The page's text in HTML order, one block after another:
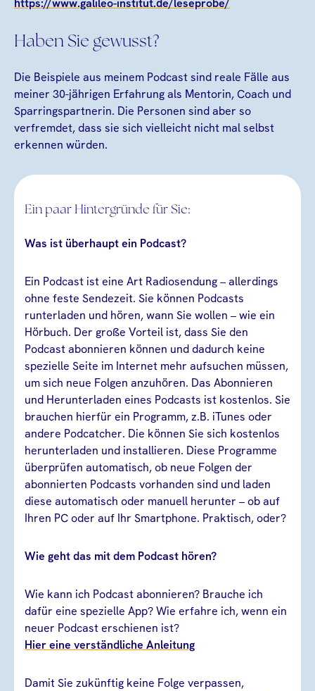
Haben Sie gewusst?
Die Beispiele aus meinem Podcast sind reale Fälle aus
meiner 30-jährigen Erfahrung als Mentorin, Coach und
Sparringspartnerin. Die Personen sind aber so
verfremdet, dass sie sich vielleicht nicht mal selbst
erkennen würden.
Ein paar Hintergründe für Sie:
Was ist überhaupt ein Podcast?
Ein Podcast ist eine Art Radiosendung – allerdings
ohne feste Sendezeit. Sie können Podcasts
runterladen und hören, wann Sie wollen – wie ein
Hörbuch. Der große Vorteil ist, dass Sie den
Podcast abonnieren können und dadurch keine
spezielle Seite im Internet mehr aufsuchen müssen,
um sich neue Folgen anzuhören. Das Abonnieren
und Herunterladen eines Podcasts ist kostenlos. Sie
brauchen hierfür ein Programm, z.B. iTunes oder
andere Podcatcher. Die können Sie sich kostenlos
herunterladen und installieren. Diese Programme
überprüfen automatisch, ob neue Folgen der
abonnierten Podcasts vorhanden sind und laden
diese automatisch oder manuell herunter – ob auf
Ihren PC oder auf Ihr Smartphone. Praktisch, oder?
Wie geht das mit dem Podcast hören?
Wie kann ich Podcast abonnieren? Brauche ich
dafür eine spezielle App? Wie erfahre ich, wenn ein
neuer Podcast erschienen ist?
Hier eine verständliche Anleitung
Damit Sie zukünftig keine Folge verpassen,